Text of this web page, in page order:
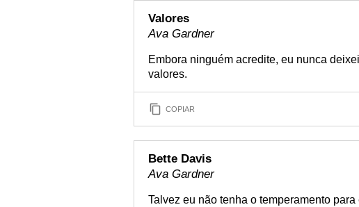
Valores
Ava Gardner
Embora ninguém acredite, eu nunca
valores.
COPIAR
Bette Davis
Ava Gardner
Talvez eu não tenha o temperamento